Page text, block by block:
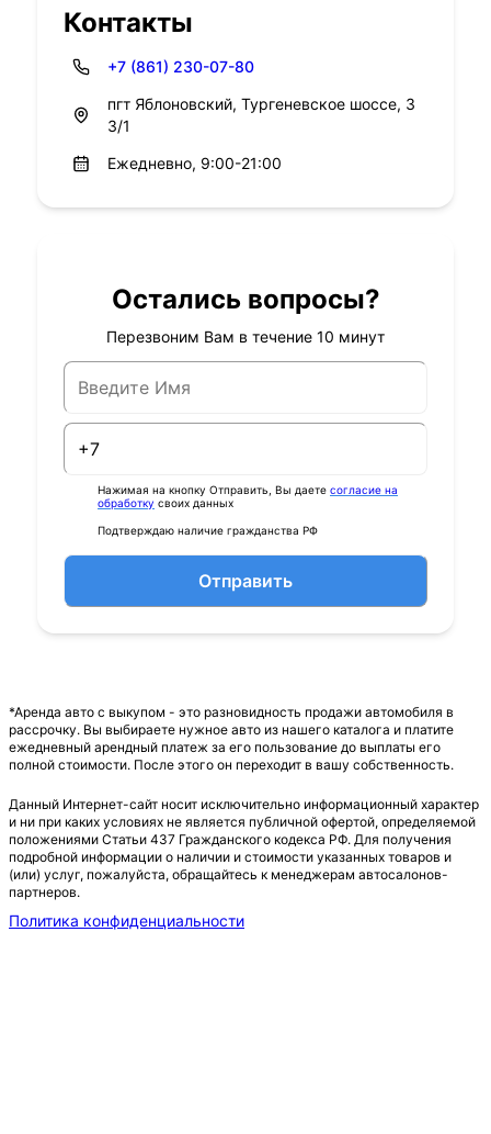
Контакты
+7 (861) 230-07-80
пгт Яблоновский, Тургеневское шоссе, 3
3/1
Ежедневно, 9:00-21:00
Остались вопросы?
Перезвоним Вам в течение 10 минут
Нажимая на кнопку Отправить, Вы даете согласие на
обработку своих данных
Подтверждаю наличие гражданства РФ
Отправить
*Аренда авто с выкупом - это разновидность продажи автомобиля в
рассрочку. Вы выбираете нужное авто из нашего каталога и платите
ежедневный арендный платеж за его пользование до выплаты его
полной стоимости. После этого он переходит в вашу собственность.
Данный Интернет-сайт носит исключительно информационный характер
и ни при каких условиях не является публичной офертой, определяемой
положениями Статьи 437 Гражданского кодекса РФ. Для получения
подробной информации о наличии и стоимости указанных товаров и
(или) услуг, пожалуйста, обращайтесь к менеджерам автосалонов-
партнеров.
Политика конфиденциальности